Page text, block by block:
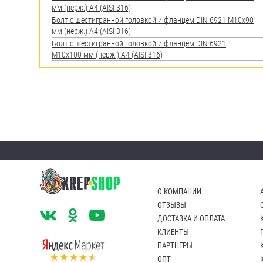
мм (нерж.) A4 (AISI 316)
Болт с шестигранной головкой и фланцем DIN 6921 М10х90
мм (нерж.) A4 (AISI 316)
Болт с шестигранной головкой и фланцем DIN 6921
М10х100 мм (нерж.) A4 (AISI 316)
О КОМПАНИИ
ОТЗЫВЫ
ДОСТАВКА И ОПЛАТА
КЛИЕНТЫ
ПАРТНЕРЫ
ОПТ